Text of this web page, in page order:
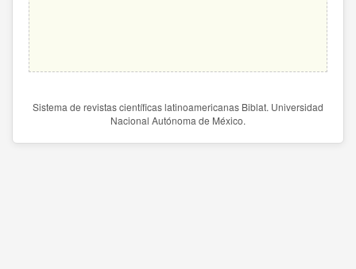
Sistema de revistas científicas latinoamericanas Biblat. Universidad
Nacional Autónoma de México.